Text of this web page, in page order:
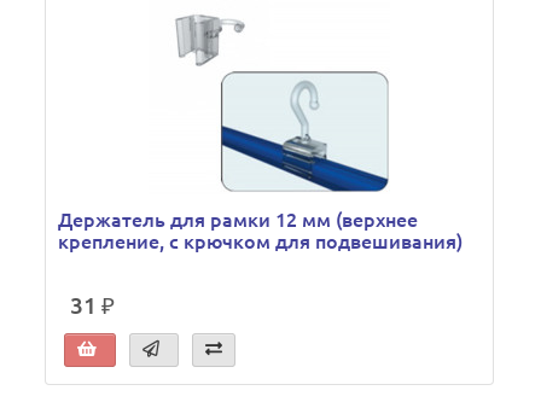
Держатель для рамки 12 мм (верхнее
крепление, с крючком для подвешивания)
31 ₽